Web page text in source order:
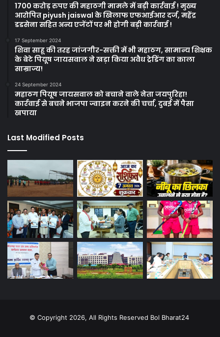
1700 करोड़ रुपए की महाठगी मामले में बड़ी कार्रवाई ! मुख्य
आरोपित piyush jaiswal के खिलाफ एफआईआर दर्ज, महेंद्र
डडसेना सहित अन्य एजेंटों पर भी होगी बड़ी कार्रवाई !
17 September 2024
शिवा साहू की तरह जांजगीर-सक्ती में भी महाठग, सामान्य शिक्षक
के बेटे पियूष जायसवाल ने खड़ा किया अवैध ट्रेडिंग का काला
साम्राज्य!
24 September 2024
महाठग पियूष जायसवाल को बचाने वाले नेता जयपुरिहा!
कार्रवाई से बचने भाजपा ज्वाइन करने की चर्चा, दुबई में पैसा
खपाया
Last Modified Posts
© Copyright 2026, All Rights Reserved Bol Bharat24